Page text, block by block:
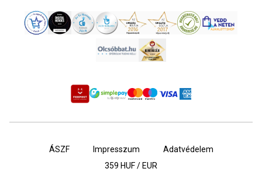
ÁSZF Impresszum
Adatvédelem
359 HUF / EUR